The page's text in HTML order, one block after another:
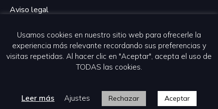
Aviso legal
Política de privacidad
Política de cookies
Usamos cookies en nuestro sitio web para ofrecerle la
experiencia más relevante recordando sus preferencias y
visitas repetidas. Al hacer clic en "Aceptar", acepta el uso de
TODAS las cookies.
Leer más Ajustes Rechazar Aceptar